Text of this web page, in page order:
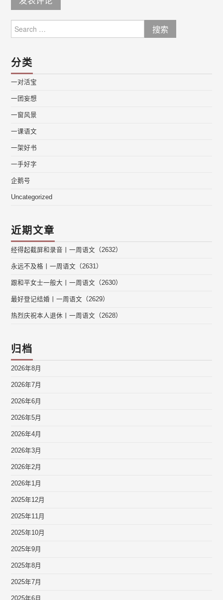
for:
分类
一对活宝
一团妄想
一窗风景
一课语文
一架好书
一手好字
企鹅号
Uncategorized
近期文章
经得起截屏和录音丨一周语文（2632）
永远不及格丨一周语文（2631）
跟和平女士一般大丨一周语文（2630）
最好登记结婚丨一周语文（2629）
热烈庆祝本人退休丨一周语文（2628）
归档
2026年8月
2026年7月
2026年6月
2026年5月
2026年4月
2026年3月
2026年2月
2026年1月
2025年12月
2025年11月
2025年10月
2025年9月
2025年8月
2025年7月
2025年6月